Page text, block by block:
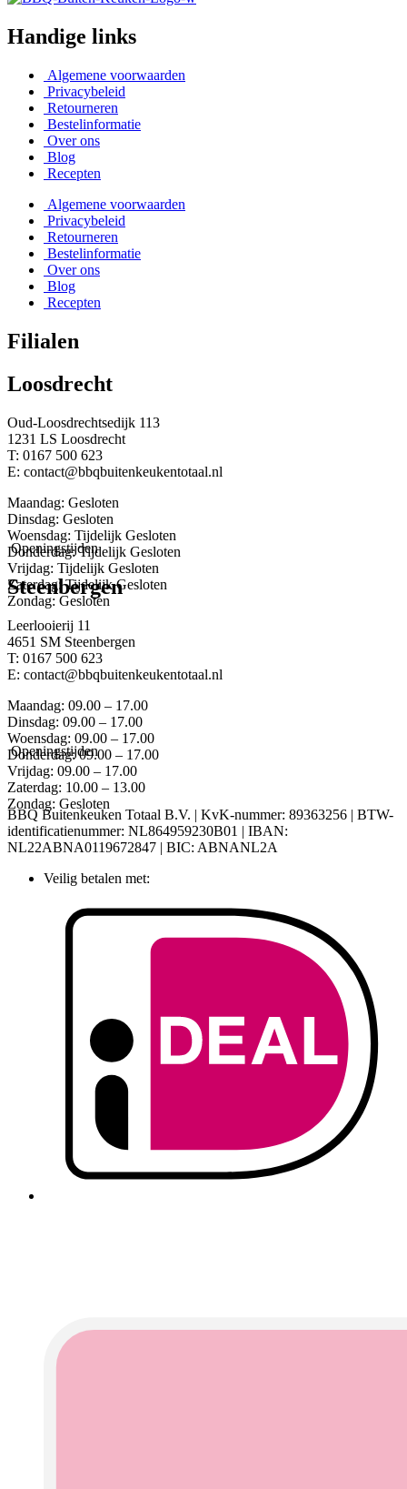
Handige links
Algemene voorwaarden
Privacybeleid
Retourneren
Bestelinformatie
Over ons
Blog
Recepten
Algemene voorwaarden
Privacybeleid
Retourneren
Bestelinformatie
Over ons
Blog
Recepten
Filialen
Loosdrecht
Oud-Loosdrechtsedijk 113
1231 LS Loosdrecht
T: 0167 500 623
E: contact@bbqbuitenkeukentotaal.nl
Maandag: Gesloten
Dinsdag: Gesloten
Woensdag: Tijdelijk Gesloten
Donderdag: Tijdelijk Gesloten
Vrijdag: Tijdelijk Gesloten
Zaterdag: Tijdelijk Gesloten
Zondag: Gesloten
Openingstijden
Steenbergen
Leerlooierij 11
4651 SM Steenbergen
T: 0167 500 623
E: contact@bbqbuitenkeukentotaal.nl
Maandag: 09.00 – 17.00
Dinsdag: 09.00 – 17.00
Woensdag: 09.00 – 17.00
Donderdag: 09.00 – 17.00
Vrijdag: 09.00 – 17.00
Zaterdag: 10.00 – 13.00
Zondag: Gesloten
Openingstijden
BBQ Buitenkeuken Totaal B.V. | KvK-nummer: 89363256 | BTW-
identificatienummer: NL864959230B01 | IBAN:
NL22ABNA0119672847 | BIC: ABNANL2A
Veilig betalen met: